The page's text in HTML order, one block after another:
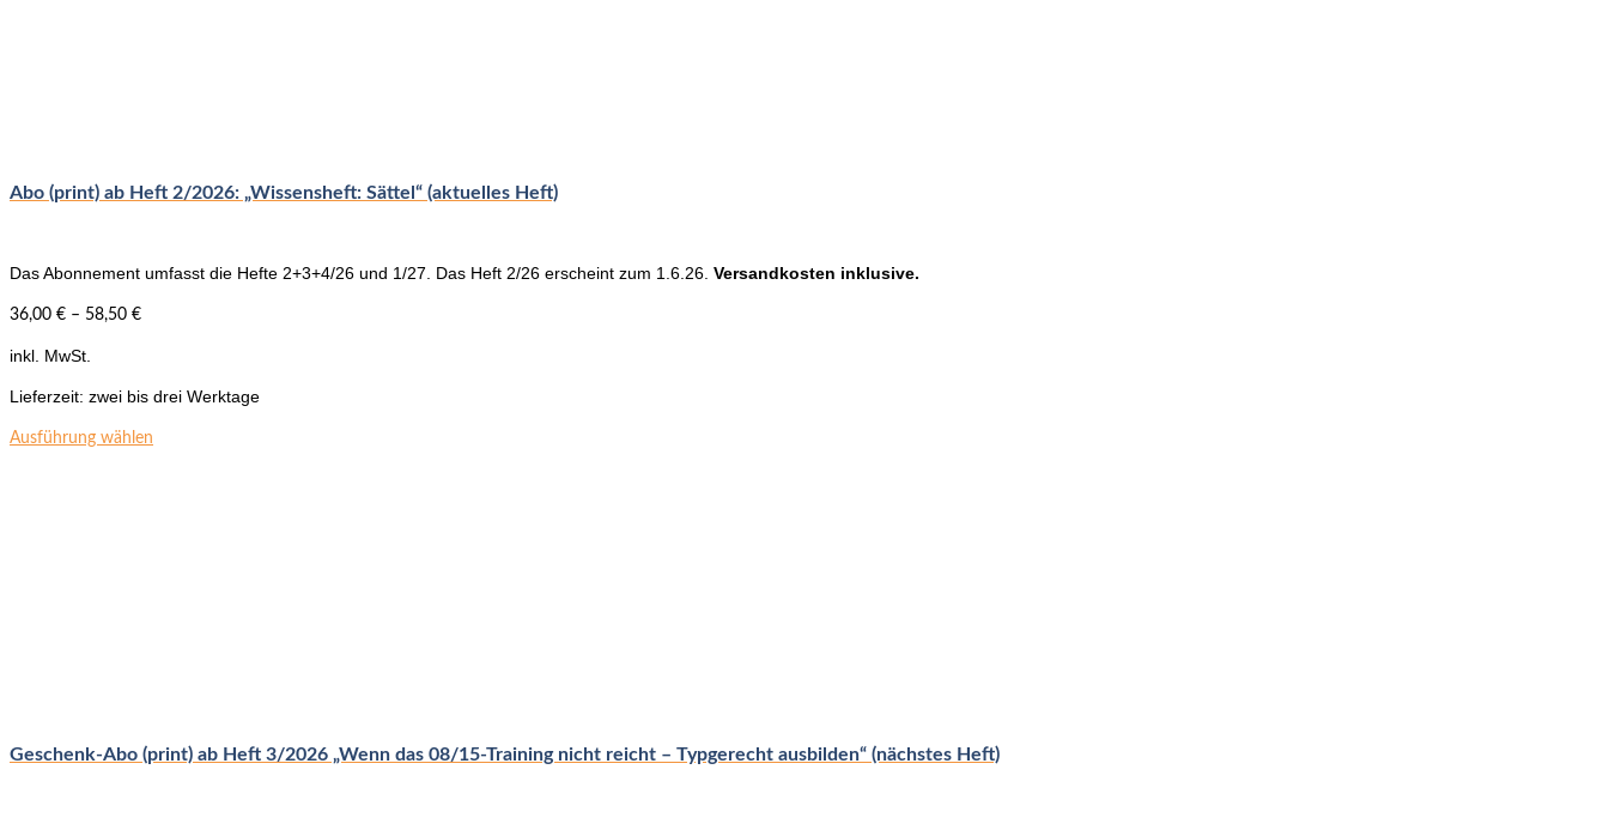
werden
Abo (print) ab Heft 2/2026: „Wissensheft: Sättel“ (aktuelles Heft)
Das Abonnement umfasst die Hefte 2+3+4/26 und 1/27. Das Heft 2/26 erscheint zum 1.6.26. Versandkosten inklusive.
36,00 € – 58,50 €
inkl. MwSt.
Lieferzeit: zwei bis drei Werktage
Ausführung wählen
werden
Geschenk-Abo (print) ab Heft 3/2026 „Wenn das 08/15-Training nicht reicht – Typgerecht ausbilden“ (nächstes Heft)